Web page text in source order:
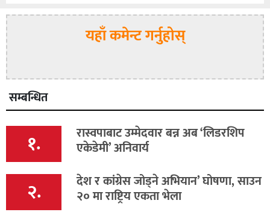
यहाँ कमेन्ट गर्नुहोस्
सम्बन्धित
१. रास्वपाबाट उम्मेदवार बन्न अब ‘लिडरशिप
एकेडेमी’ अनिवार्य
२. देश र कांग्रेस जोड्ने अभियान’ घोषणा, साउन
२० मा राष्ट्रिय एकता भेला